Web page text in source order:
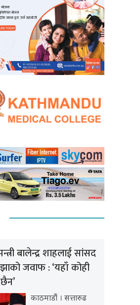
बालेन्द्र शाहलाई सांसद
जवाफ : ‘यहाँ कोही
काठमाडौं । सत्तारुढ